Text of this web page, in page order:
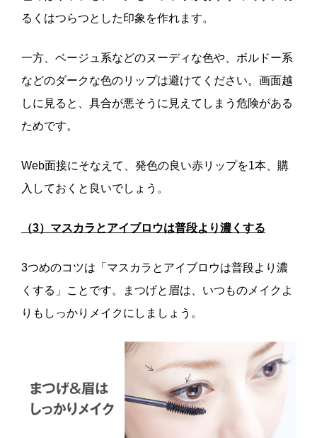
るくはつらつとした印象を作れます。
一方、ベージュ系などのヌーディな色や、ボルドー系
などのダークな色のリップは避けてください。画面越
しに見ると、具合が悪そうに見えてしまう危険がある
ためです。
Web面接にそなえて、発色の良い赤リップを1本、購
入しておくと良いでしょう。
（3）マスカラとアイブロウは普段より濃くする
3つめのコツは「マスカラとアイブロウは普段より濃
くする」ことです。まつげと眉は、いつものメイクよ
りもしっかりメイクにしましょう。